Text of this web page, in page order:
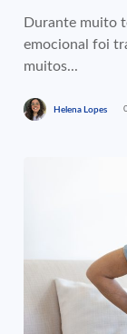
Durante muito
emocional foi
muitos...
Helena Lopes